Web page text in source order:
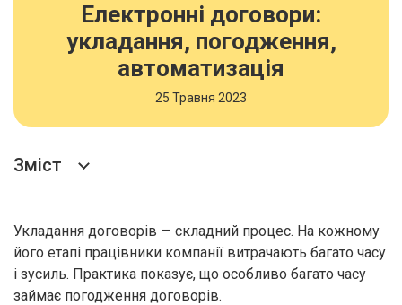
Електронні договори:
укладання, погодження,
автоматизація
25 Травня 2023
Зміст
Укладання договорів — складний процес. На кожному
його етапі працівники компанії витрачають багато часу
і зусиль. Практика показує, що особливо багато часу
займає погодження договорів.